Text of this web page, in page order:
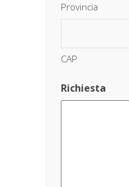
Provincia
CAP
Richiesta